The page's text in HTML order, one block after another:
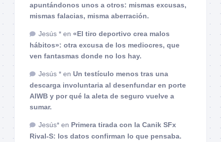
apuntándonos unos a otros: mismas excusas,
mismas falacias, misma aberración.
Jesús * en «El tiro deportivo crea malos
hábitos»: otra excusa de los mediocres, que
ven fantasmas donde no los hay.
Jesús * en Un testículo menos tras una
descarga involuntaria al desenfundar en porte
AIWB y por qué la aleta de seguro vuelve a
sumar.
Jesús* en Primera tirada con la Canik SFx
Rival-S: los datos confirman lo que pensaba.